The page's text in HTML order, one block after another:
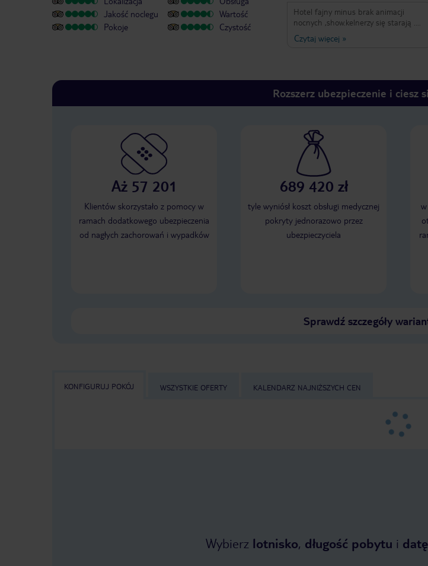
Jakość noclegu
Pokoje
Wartość
Czystość
Hotel fajny minus brak animacji
nocnych ,show.kelnerzy się starają .
Plaża fajna . Trzeba przypilnować by
nie czekać na drinka 30 minut 😂
Czytaj więcej »
Rozszerz ubezpieczenie i ciesz
Aż 57 201
Klientów skorzystało z pomocy w
ramach dodatkowego ubezpieczenia
od nagłych zachorowań i wypadków
689 420 zł
tyle wyniósł koszt obsługi medycznej
pokryty jednorazowo przez
ubezpieczyciela
Sprawdź szczegóły
KONFIGURUJ POKÓJ WSZYSTKIE OFERTY KALENDARZ NAJNIŻSZYCH CEN
Wybierz lotnisko, długość pobytu i